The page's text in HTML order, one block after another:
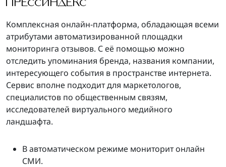
ПРЕССИНДЕКС
Комплексная онлайн-платформа, обладающая всеми
атрибутами автоматизированной площадки
мониторинга отзывов. С её помощью можно
отследить упоминания бренда, названия компании,
интересующего события в пространстве интернета.
Сервис вполне подходит для маркетологов,
специалистов по общественным связям,
исследователей виртуального медийного
ландшафта.
В автоматическом режиме мониторит онлайн
СМИ.